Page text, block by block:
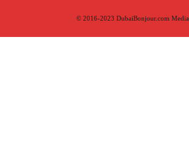
© 2016-2023 DubaiBonjour.com Media